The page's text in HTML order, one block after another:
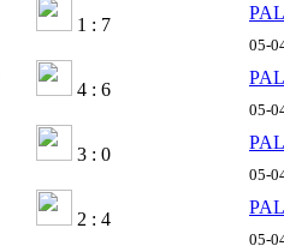
1 : 7
05-
4 : 6
05-
3 : 0
05-
2 : 4
05-